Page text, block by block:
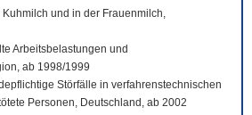
Kuhmilch und in der Frauenmilch,
Arbeitsbelastungen und
ab 1998/1999
Störfälle in verfahrenstechnischen
Personen, Deutschland, ab 2002